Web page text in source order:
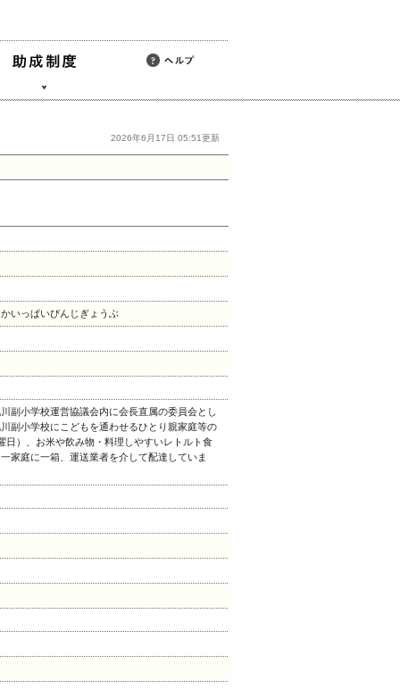
2026年6月17日 05:51更新
いっぱいびんじぎょうぶ
副小学校運営協議会内に会長直属の委員会とし
副小学校にこどもを通わせるひとり親家庭等の
）、お米や飲み物・料理しやすいレトルト食
家庭に一箱、運送業者を介して配達していま